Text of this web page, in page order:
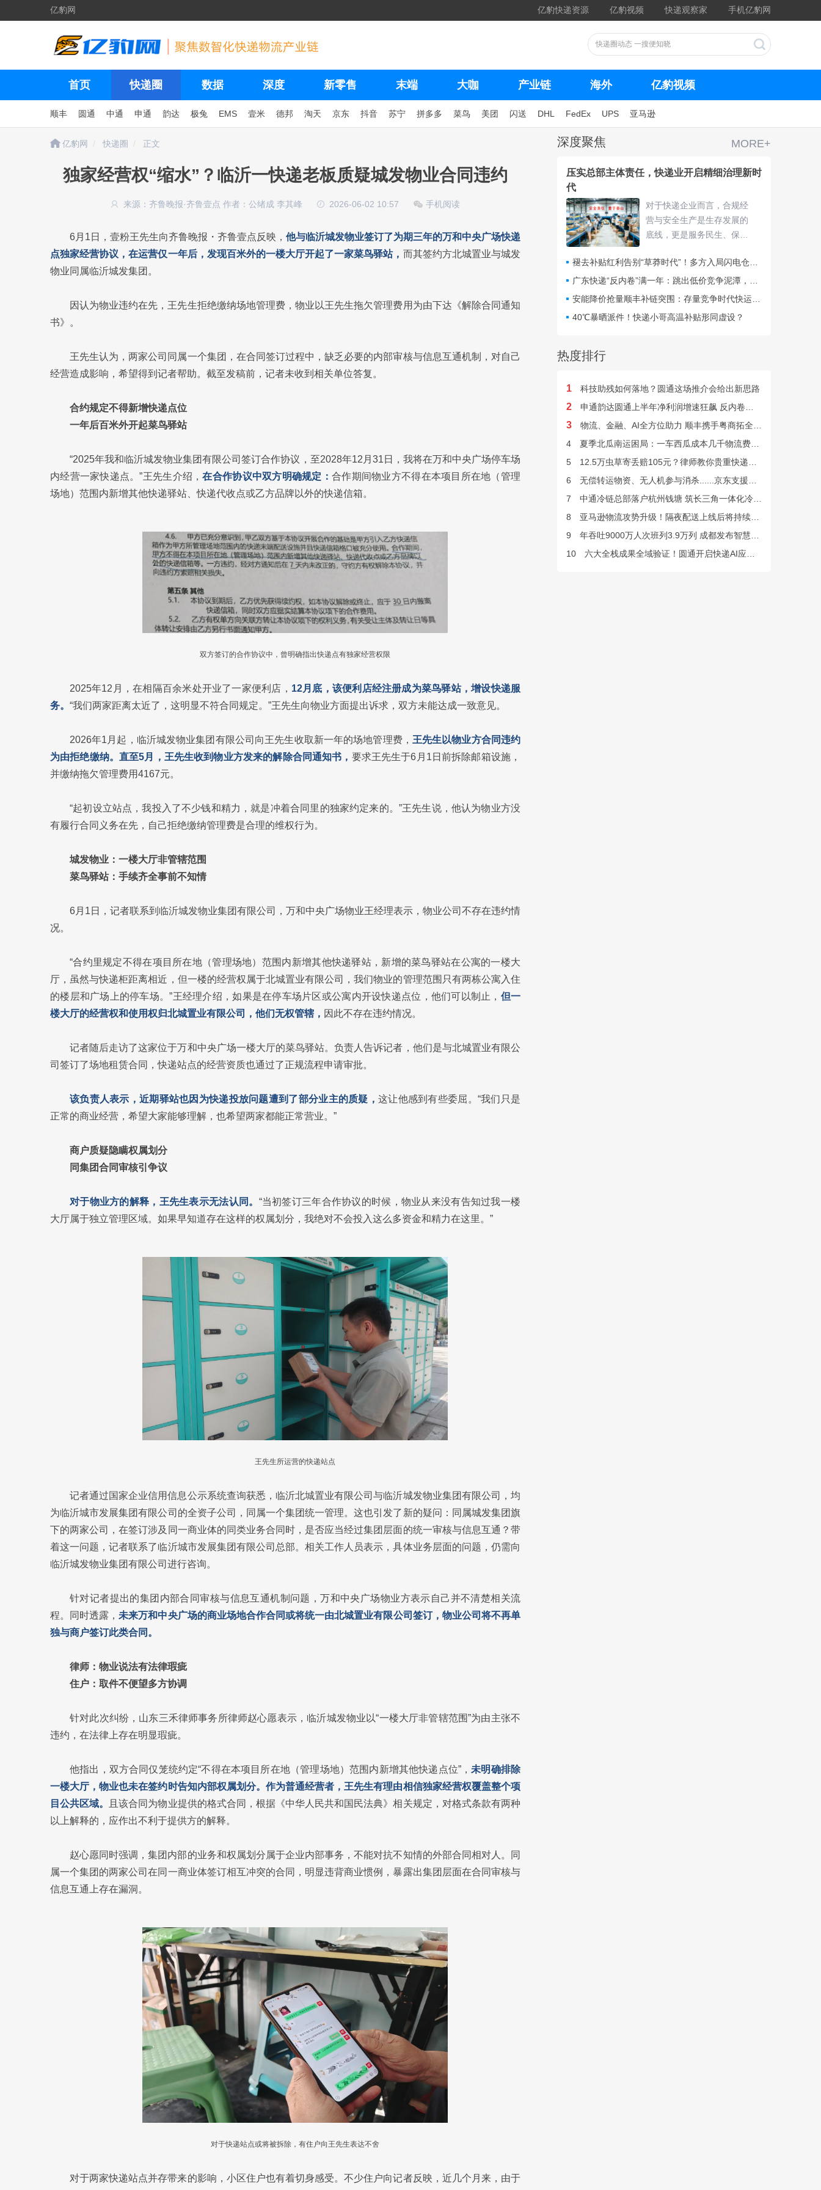
亿豹网 亿豹快递资源 亿豹视频 快递观察家 手机亿豹网
首页 快递圈 数据 深度 新零售 末端 大咖 产业链 海外 亿豹视频
顺丰 圆通 中通 申通 韵达 极兔 EMS 壹米 德邦 淘天 京东 抖音 苏宁 拼多多 菜鸟 美团 闪送 DHL FedEx UPS 亚马逊
亿豹网 快递圈 正文
独家经营权“缩水”？临沂一快递老板质疑城发物业合同违约
来源：齐鲁晚报·齐鲁壹点 作者：公绪成 李其峰 2026-06-02 10:57 手机阅读
6月1日，壹粉王先生向齐鲁晚报・齐鲁壹点反映， 他与临沂城发物业签订了为期三年的万和中央广场快递
点独家经营协议，在运营仅一年后，发现百米外的一楼大厅开起了一家菜鸟驿站， 而其签约方北城置业与城发
物业同属临沂城发集团。
因认为物业违约在先，王先生拒绝缴纳场地管理费，物业以王先生拖欠管理费用为由下达《解除合同通知
书》。
王先生认为，两家公司同属一个集团，在合同签订过程中，缺乏必要的内部审核与信息互通机制，对自己
经营造成影响，希望得到记者帮助。截至发稿前，记者未收到相关单位答复。
合约规定不得新增快递点位
一年后百米外开起菜鸟驿站
“2025年我和临沂城发物业集团有限公司签订合作协议，至2028年12月31日，我将在万和中央广场停车场
内经营一家快递点。”王先生介绍，在合作协议中双方明确规定：合作期间物业方不得在本项目所在地（管理
场地）范围内新增其他快递驿站、快递代收点或乙方品牌以外的快递信箱。
双方签订的合作协议中，曾明确指出快递点有独家经营权限
2025年12月，在相隔百余米处开业了一家便利店， 12月底，该便利店经注册成为菜鸟驿站，增设快递服
务。 “我们两家距离太近了，这明显不符合同规定。”王先生向物业方面提出诉求，双方未能达成一致意见。
2026年1月起，临沂城发物业集团有限公司向王先生收取新一年的场地管理费， 王先生以物业方合同违约
为由拒绝缴纳。直至5月，王先生收到物业方发来的解除合同通知书， 要求王先生于6月1日前拆除邮箱设施，
并缴纳拖欠管理费用4167元。
“起初设立站点，我投入了不少钱和精力，就是冲着合同里的独家约定来的。”王先生说，他认为物业方没
有履行合同义务在先，自己拒绝缴纳管理费是合理的维权行为。
城发物业：一楼大厅非管辖范围
菜鸟驿站：手续齐全事前不知情
6月1日，记者联系到临沂城发物业集团有限公司，万和中央广场物业王经理表示，物业公司不存在违约情
况。
“合约里规定不得在项目所在地（管理场地）范围内新增其他快递驿站，新增的菜鸟驿站在公寓的一楼大
厅，虽然与快递柜距离相近，但一楼的经营权属于北城置业有限公司，我们物业的管理范围只有两栋公寓入住
的楼层和广场上的停车场。”王经理介绍，如果是在停车场片区或公寓内开设快递点位，他们可以制止， 但一
楼大厅的经营权和使用权归北城置业有限公司，他们无权管辖， 因此不存在违约情况。
记者随后走访了这家位于万和中央广场一楼大厅的菜鸟驿站。负责人告诉记者，他们是与北城置业有限公
司签订了场地租赁合同，快递站点的经营资质也通过了正规流程申请审批。
该负责人表示，近期驿站也因为快递投放问题遭到了部分业主的质疑， 这让他感到有些委屈。“我们只是
正常的商业经营，希望大家能够理解，也希望两家都能正常营业。”
商户质疑隐瞒权属划分
同集团合同审核引争议
对于物业方的解释，王先生表示无法认同。 “当初签订三年合作协议的时候，物业从来没有告知过我一楼
大厅属于独立管理区域。如果早知道存在这样的权属划分，我绝对不会投入这么多资金和精力在这里。”
王先生所运营的快递站点
记者通过国家企业信用信息公示系统查询获悉，临沂北城置业有限公司与临沂城发物业集团有限公司，均
为临沂城市发展集团有限公司的全资子公司，同属一个集团统一管理。这也引发了新的疑问：同属城发集团旗
下的两家公司，在签订涉及同一商业体的同类业务合同时，是否应当经过集团层面的统一审核与信息互通？带
着这一问题，记者联系了临沂城市发展集团有限公司总部。相关工作人员表示，具体业务层面的问题，仍需向
临沂城发物业集团有限公司进行咨询。
针对记者提出的集团内部合同审核与信息互通机制问题，万和中央广场物业方表示自己并不清楚相关流
程。同时透露，未来万和中央广场的商业场地合作合同或将统一由北城置业有限公司签订，物业公司将不再单
独与商户签订此类合同。
律师：物业说法有法律瑕疵
住户：取件不便望多方协调
针对此次纠纷，山东三禾律师事务所律师赵心愿表示，临沂城发物业以“一楼大厅非管辖范围”为由主张不
违约，在法律上存在明显瑕疵。
他指出，双方合同仅笼统约定“不得在本项目所在地（管理场地）范围内新增其他快递点位”，未明确排除
一楼大厅，物业也未在签约时告知内部权属划分。作为普通经营者，王先生有理由相信独家经营权覆盖整个项
目公共区域。
且该合同为物业提供的格式合同，根据《中华人民共和国民法典》相关规定，对格式条款有两种
以上解释的，应作出不利于提供方的解释。
赵心愿同时强调，集团内部的业务和权属划分属于企业内部事务，不能对抗不知情的外部合同相对人。同
属一个集团的两家公司在同一商业体签订相互冲突的合同，明显违背商业惯例，暴露出集团层面在合同审核与
信息互通上存在漏洞。
对于快递站点或将被拆除，有住户向王先生表达不舍
对于两家快递站点并存带来的影响，小区住户也有着切身感受。不少住户向记者反映，近几个月来，由于
MORE+
深度聚焦
压实总部主体责任，快递业开启精细治理新时
代
对于快递企业而言，合规经
营与安全生产是生存发展的
底线，更是服务民生、保障
的违规处罚与安全隐患，不
仅扰乱行业秩序，更直接威
胁群众寄递安全与公共安
40℃暴晒派件！快递小哥高温补贴形同虚设？
热度排行
1 科技助残如何落地？圆通这场推介会给出新思路
2 申通韵达圆通上半年净利润增速狂飙 反内卷效果显现
3
物流、金融、AI全方位助力 顺丰携手粤商拓全球市场
4
夏季北瓜南运困局：一车西瓜成本几千物流费上万谁来解？
5
12.5万虫草寄丢赔105元？律师教你贵重快递丢失如何维权
6
无偿转运物资、无人机参与消杀......京东支援广西灾后重建
7
中通冷链总部落户杭州钱塘 筑长三角一体化冷链中枢基地
8
亚马逊物流攻势升级！隔夜配送上线后将持续挤压快递巨头
9
年吞吐9000万人次班列3.9万列 成都发布智慧物流“双清单”
10
六大全栈成果全域验证！圆通开启快递AI应用规模化落地